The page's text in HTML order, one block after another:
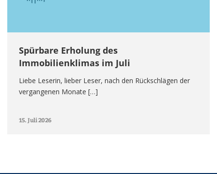
Spürbare Erholung des
Immobilienklimas im Juli
Liebe Leserin, lieber Leser, nach den Rückschlägen der
vergangenen Monate […]
15. Juli 2026